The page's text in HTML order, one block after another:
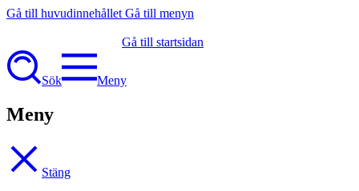
Gå till huvudinnehållet Gå till menyn
Gå till startsidan
Sök Meny
Meny
Stäng